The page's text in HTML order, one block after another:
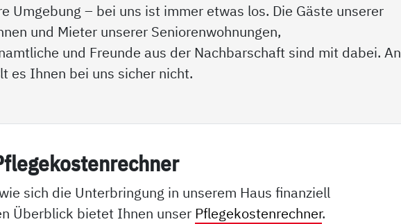
Umgebung – bei uns ist immer etwas los. Die Gäste unserer
und Mieter unserer Seniorenwohnungen,
und Freunde aus der Nachbarschaft sind mit dabei. An
es Ihnen bei uns sicher nicht.
sich die Unterbringung in unserem Haus finanziell
Überblick bietet Ihnen unser Pflegekostenrechner.